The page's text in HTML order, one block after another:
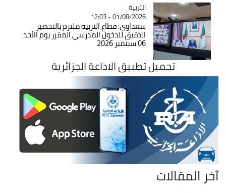
Catégorie
التربية
01/08/2026 - 12:03
سعداوي: قطاع التربية ملتزم بالتحضير
الدقيق للدخول المدرسي المقرر يوم الأحد
06 سبتمبر 2026
تحميل تطبيق الاذاعة الجزائرية
آخر المقالات